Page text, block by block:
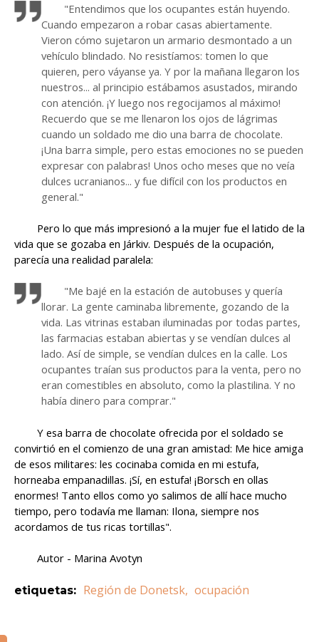
"Entendimos que los ocupantes están huyendo.
Cuando empezaron a robar casas abiertamente.
Vieron cómo sujetaron un armario desmontado a un
vehículo blindado. No resistíamos: tomen lo que
quieren, pero váyanse ya. Y por la mañana llegaron los
nuestros... al principio estábamos asustados, mirando
con atención. ¡Y luego nos regocijamos al máximo!
Recuerdo que se me llenaron los ojos de lágrimas
cuando un soldado me dio una barra de chocolate.
¡Una barra simple, pero estas emociones no se pueden
expresar con palabras! Unos ocho meses que no veía
dulces ucranianos... y fue difícil con los productos en
general."
Pero lo que más impresionó a la mujer fue el latido de la
vida que se gozaba en Járkiv. Después de la ocupación,
parecía una realidad paralela:
"Me bajé en la estación de autobuses y quería
llorar. La gente caminaba libremente, gozando de la
vida. Las vitrinas estaban iluminadas por todas partes,
las farmacias estaban abiertas y se vendían dulces al
lado. Así de simple, se vendían dulces en la calle. Los
ocupantes traían sus productos para la venta, pero no
eran comestibles en absoluto, como la plastilina. Y no
había dinero para comprar."
Y esa barra de chocolate ofrecida por el soldado se
convirtió en el comienzo de una gran amistad: Me hice amiga
de esos militares: les cocinaba comida en mi estufa,
horneaba empanadillas. ¡Sí, en estufa! ¡Borsch en ollas
enormes! Tanto ellos como yo salimos de allí hace mucho
tiempo, pero todavía me llaman: Ilona, ​​siempre nos
acordamos de tus ricas tortillas".
Autor - Marina Avotyn
etiquetas: Región de Donetsk, ocupación